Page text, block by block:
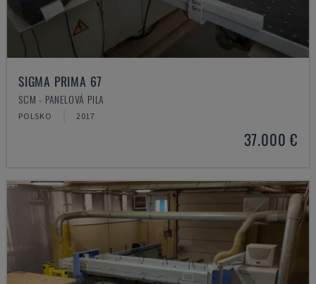
SIGMA PRIMA 67
SCM - PANELOVÁ PILA
POLSKO 2017
37.000 €